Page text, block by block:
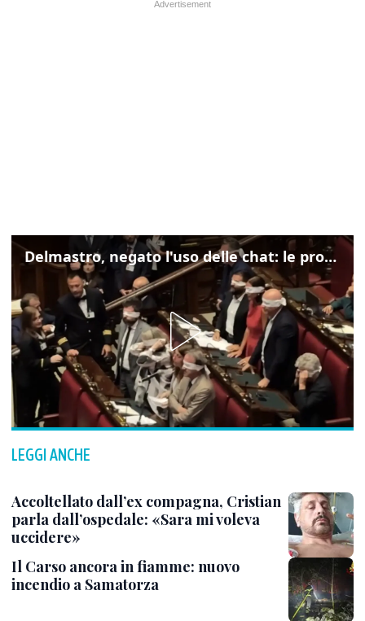
Delmastro, negato l'uso delle chat: le proteste di Avs e M5s
LEGGI ANCHE
Accoltellato dall’ex compagna, Cristian
parla dall’ospedale: «Sara mi voleva
uccidere»
Il Carso ancora in fiamme: nuovo
incendio a Samatorza